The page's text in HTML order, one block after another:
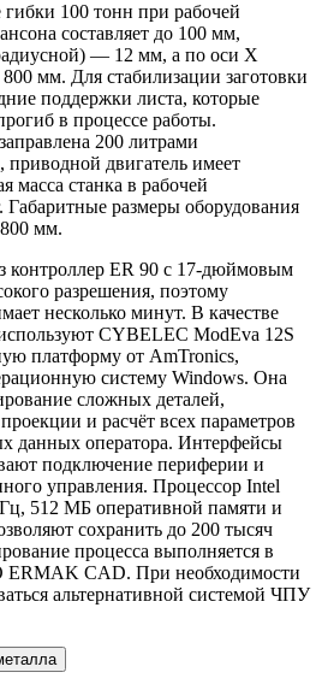
гибки 100 тонн при рабочей
составляет до 100 мм,
— 12 мм, а по оси X
мм. Для стабилизации заготовки
поддержки листа, которые
в процессе работы.
200 литрами
приводной двигатель имеет
масса станка в рабочей
размеры оборудования
мм.
контроллер ER 90 с 17-дюймовым
разрешения, поэтому
несколько минут. В качестве
CYBELEC ModEva 12S
платформу от AmTronics,
систему Windows. Она
сложных деталей,
и расчёт всех параметров
данных оператора. Интерфейсы
подключение периферии и
управления. Процессор Intel
512 МБ оперативной памяти и
сохранить до 200 тысяч
процесса выполняется в
ERMAK CAD. При необходимости
альтернативной системой ЧПУ